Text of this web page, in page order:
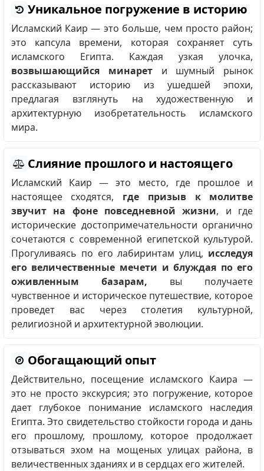
Уникальное погружение в историю
Исламский Каир — это больше, чем просто район;
это капсула времени, которая сохраняет суть
исламского Египта. Каждая узкая улочка,
возвышающийся минарети шумный рынок
рассказывают историю из ушедшей эпохи,
предлагая взглянуть на художественную и
архитектурную изобретательность исламского
мира.
Слияние прошлого и настоящего
Исламский Каир — это место, где прошлое и
настоящее сходятся, где призыв к молитве
звучит на фоне повседневной жизни, и где
исторические достопримечательности органично
сочетаются с современной египетской культурой.
Прогуливаясь по его лабиринтам улиц, исследуя
его величественные мечети и блуждая по его
оживленным базарам, вы получаете
чувственное и историческое путешествие, которое
проведет вас через столетия культурной,
религиозной и архитектурной эволюции.
Обогащающий опыт
Действительно, посещение исламского Каира —
это не просто экскурсия; это погружение, которое
дает глубокое понимание исламского наследия
Египта. Это свидетельство стойкости города и дань
его прошлому, прошлому, которое продолжает
отзываться эхом на мощеных улицах района, в
величественных зданиях и в сердцах его жителей.